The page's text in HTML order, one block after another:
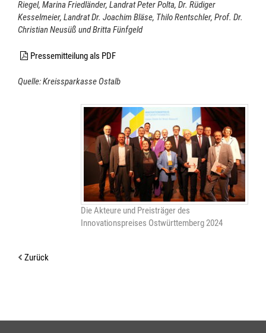
Riegel, Marina Friedländer, Landrat Peter Polta, Dr. Rüdiger
Kesselmeier, Landrat Dr. Joachim Bläse, Thilo Rentschler, Prof. Dr.
Christian Neusüß und Britta Fünfgeld
Pressemitteilung als PDF
Quelle: Kreissparkasse Ostalb
Die Akteure und Preisträger des
Innovationspreises Ostwürttemberg 2024
Zurück